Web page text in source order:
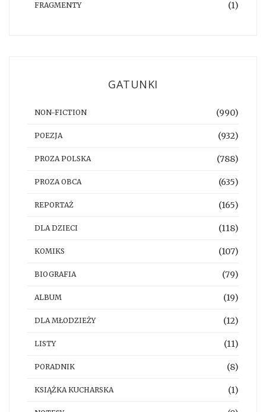
FRAGMENTY (1)
GATUNKI
NON-FICTION (990)
POEZJA (932)
PROZA POLSKA (788)
PROZA OBCA (635)
REPORTAŻ (165)
DLA DZIECI (118)
KOMIKS (107)
BIOGRAFIA (79)
ALBUM (19)
DLA MŁODZIEŻY (12)
LISTY (11)
PORADNIK (8)
KSIĄŻKA KUCHARSKA (1)